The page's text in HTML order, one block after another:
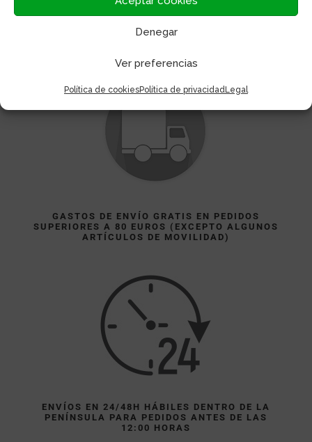
Denegar
Ver preferencias
Política de cookiesPolítica de privacidadLegal
GASTOS DE ENVÍO GRATIS EN PEDIDOS
SUPERIORES A 80 EUROS (EXCEPTO ALGUNOS
ARTÍCULOS DE MOVILIDAD)
ENVÍOS EN 24/48H HÁBILES DENTRO DE LA
PENÍNSULA PARA PEDIDOS ANTES DE LAS
12:00 HORAS